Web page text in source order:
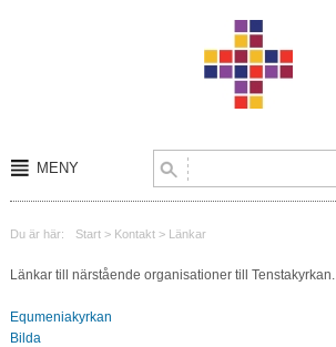
MENY
Om oss
Kalender
Du är här: Start> Kontakt> Länkar
Länkar till närstående organisationer till Tenstakyrkan.
Equmeniakyrkan
Bilda